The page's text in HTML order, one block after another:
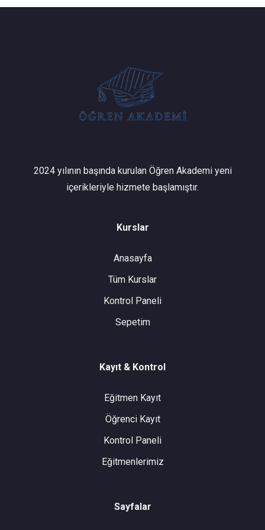
2024 yılının başında kurulan Öğren Akademi yeni
içerikleriyle hizmete başlamıştır.
Kurslar
Anasayfa
Tüm Kurslar
Kontrol Paneli
Sepetim
Kayıt & Kontrol
Eğitmen Kayıt
Öğrenci Kayıt
Kontrol Paneli
Eğitmenlerimiz
Sayfalar